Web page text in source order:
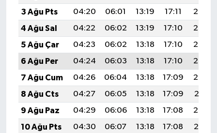
3 Ağu Pts
04:20 06:01 13:19 17:11
20:27
4 Ağu Sal
04:22 06:02 13:19 17:10
20:26
5 Ağu Çar
04:23 06:02 13:18 17:10
20:25
6 Ağu Per
04:24 06:03 13:18 17:10
20:23
7 Ağu Cum
04:26 06:04 13:18 17:09
20:22
8 Ağu Cts
04:27 06:05 13:18 17:09
20:21
9 Ağu Paz
04:29 06:06 13:18 17:08
20:20
10 Ağu Pts
04:30 06:07 13:18 17:08
20:19